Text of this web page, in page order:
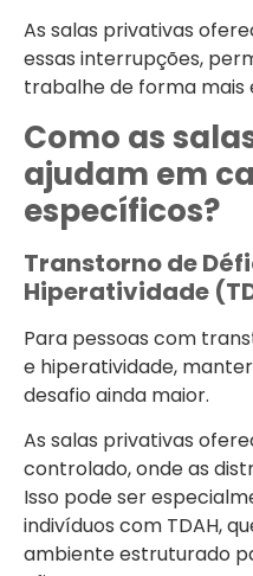
As salas privativas
essas interrupções,
trabalhe de forma mais
Como as
ajudam em
específicos?
Transtorno de
Hiperatividade
Para pessoas com
e hiperatividade,
desafio ainda maior.
As salas privativas
controlado, onde as
Isso pode ser
indivíduos com TDAH,
ambiente estruturado